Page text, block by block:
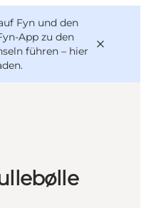
Fyn und den
App zu den
führen – hier
.